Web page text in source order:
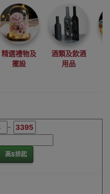
精選禮物及
擺設
酒類及飲酒
用品
-
高$排起